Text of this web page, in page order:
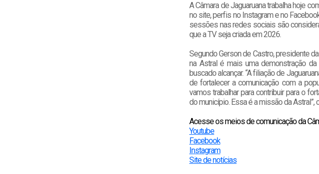
A Câmara de Jaguaruana trabalha hoje
no site, perfis no Instagram e no
sessões nas redes sociais são
que a TV seja criada em 2026.
Segundo Gerson de Castro, presidente
na Astral é mais uma demonstração
buscado alcançar. “A filiação de
de fortalecer a comunicação com a
vamos trabalhar para contribuir para o
do município. Essa é a missão da
Acesse os meios de comunicação da
Youtube
Facebook
Instagram
Site de notícias